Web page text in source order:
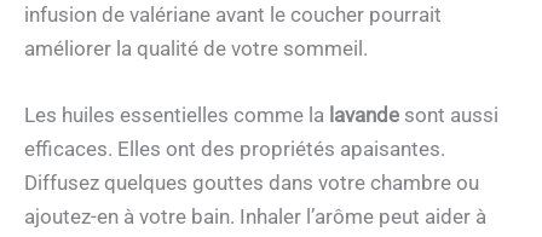
infusion de valériane avant le coucher pourrait
améliorer la qualité de votre sommeil.
Les huiles essentielles comme la lavande sont aussi
efficaces. Elles ont des propriétés apaisantes.
Diffusez quelques gouttes dans votre chambre ou
ajoutez-en à votre bain. Inhaler l’arôme peut aider à